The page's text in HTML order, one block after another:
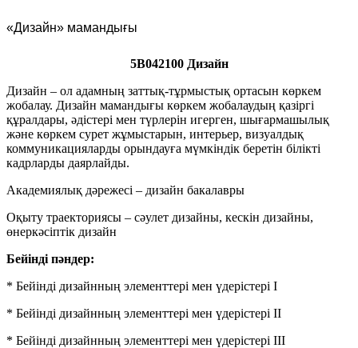
«Дизайн» мамандығы
5В042100 Дизайн
Дизайн – ол адамның заттық-тұрмыстық ортасын көркем
жобалау. Дизайн мамандығы көркем жобалаудың қазіргі
құралдары, әдістері мен түрлерін игерген, шығармашылық
және көркем сурет жұмыстарын, интерьер, визуалдық
коммуникацияларды орындауға мүмкіндік беретін білікті
кадрларды даярлайды.
Академиялық дәрежесі – дизайн бакалавры
Оқыту траекториясы – сәулет дизайны, кескін дизайны,
өнеркәсіптік дизайн
Бейінді пәндер:
* Бейінді дизайнның элементтері мен үдерістері I
* Бейінді дизайнның элементтері мен үдерістері II
* Бейінді дизайнның элементтері мен үдерістері III